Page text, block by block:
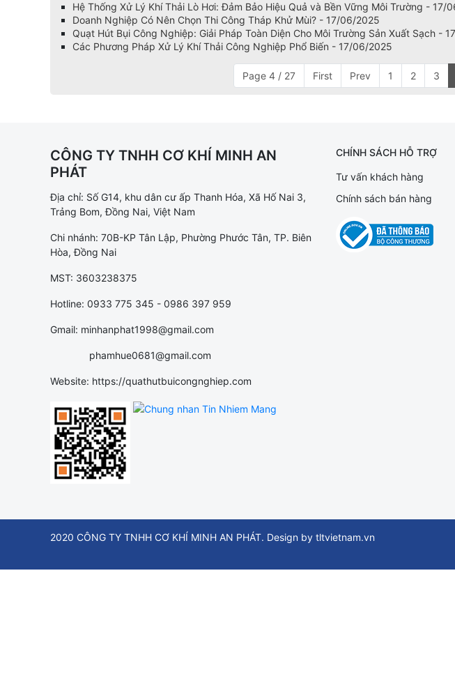
Hệ Thống Xử Lý Khí Thải Lò Hơi: Đảm Bảo Hiệu Quả và Bền Vững Môi Trường - 17/
Doanh Nghiệp Có Nên Chọn Thi Công Tháp Khử Mùi? - 17/06/2025
Quạt Hút Bụi Công Nghiệp: Giải Pháp Toàn Diện Cho Môi Trường Sản Xuất Sạch -
Các Phương Pháp Xử Lý Khí Thải Công Nghiệp Phổ Biến - 17/06/2025
Page 4 / 27 First Prev 1 2 3
CÔNG TY TNHH CƠ KHÍ MINH AN
PHÁT
Địa chỉ: Số G14, khu dân cư ấp Thanh Hóa, Xã Hố Nai 3,
Trảng Bom, Đồng Nai, Việt Nam
Chi nhánh: 70B-KP Tân Lập, Phường Phước Tân, TP. Biên
Hòa, Đồng Nai
MST: 3603238375
Hotline: 0933 775 345 - 0986 397 959
Gmail: minhanphat1998@gmail.com
phamhue0681@gmail.com
Website: https://quathutbuicongnghiep.com
CHÍNH SÁCH HỖ TRỢ
Tư vấn khách hàng
Chính sách bán hàng
2020 CÔNG TY TNHH CƠ KHÍ MINH AN PHÁT. Design by tltvietnam.vn